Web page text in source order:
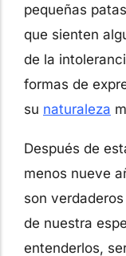
pequeñas
que sienten
de la
formas de
su naturaleza
Después de
menos nueve
son
de nuestra
entenderlos,